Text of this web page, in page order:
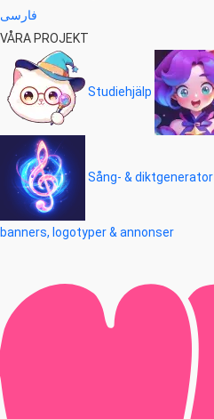
فارسی
VÅRA PROJEKT
Studiehjälp
Sång- & diktgenerator
banners, logotyper & annonser